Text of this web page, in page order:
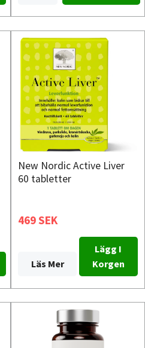
New Nordic Active Liver
60 tabletter
469 SEK
Läs Mer
Lägg I
Korgen